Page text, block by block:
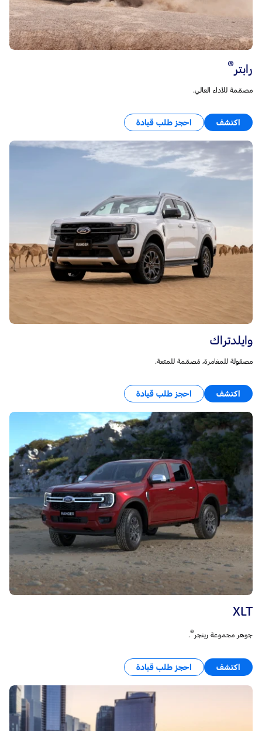
رابتر®
مصمّمة للأداء العالي.
اكتشف احجز طلب قيادة
وايلدتراك
مصقولة للمغامرة، مُصمّمة للمتعة.
اكتشف احجز طلب قيادة
XLT
جوهر مجموعة رينجر ®
.
اكتشف احجز طلب قيادة